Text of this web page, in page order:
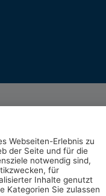
Webseiten-Erlebnis zu
der Seite und für die
notwendig sind,
für
Inhalte genutzt
Kategorien Sie zulassen